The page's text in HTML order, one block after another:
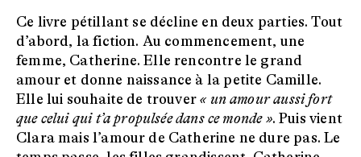
Ce livre pétillant se décline en deux parties. Tout
d’abord, la fiction. Au commencement, une
femme, Catherine. Elle rencontre le grand
amour et donne naissance à la petite Camille.
Elle lui souhaite de trouver« un amour aussi fort
que celui qui t’a propulsée dans ce monde ». Puis vient
Clara mais l’amour de Catherine ne dure pas. Le